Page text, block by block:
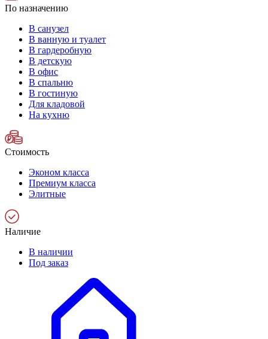
По назначению
В санузел
В ванную и туалет
В гардеробную
В детскую
В офис
В спальню
В гостиную
Для кладовой
На кухню
Стоимость
Эконом класса
Премиум класса
Элитные
Наличие
В наличии
Под заказ